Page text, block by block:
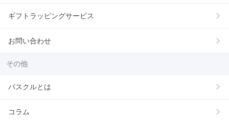
ギフトラッピングサービス
お問い合わせ
その他
パスクルとは
コラム